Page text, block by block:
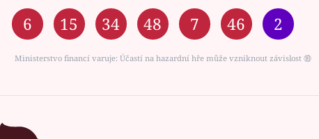
6 15 34 48 7 46 2
Ministerstvo financí varuje: Účastí na hazardní hře může vzniknout závislost ⑱